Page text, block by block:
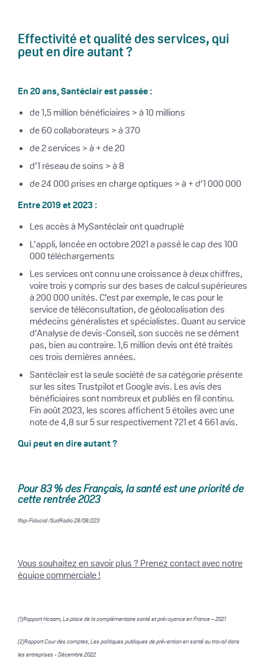
Effectivité et qualité des services, qui
peut en dire autant ?
En 20 ans, Santéclair est passée :
de 1,5 million bénéficiaires > à 10 millions
de 60 collaborateurs > à 370
de 2 services > à + de 20
d’1 réseau de soins > à 8
de 24 000 prises en charge optiques > à + d’1 000 000
Entre 2019 et 2023 :
Les accès à MySantéclair ont quadruplé
L’appli, lancée en octobre 2021 a passé le cap des 100
000 téléchargements
Les services ont connu une croissance à deux chiffres,
voire trois y compris sur des bases de calcul supérieures
à 200 000 unités. C’est par exemple, le cas pour le
service de téléconsultation, de géolocalisation des
médecins généralistes et spécialistes. Quant au service
d’Analyse de devis-Conseil, son succès ne se dément
pas, bien au contraire. 1,6 million devis ont été traités
ces trois dernières années.
Santéclair est la seule société de sa catégorie présente
sur les sites Trustpilot et Google avis. Les avis des
bénéficiaires sont nombreux et publiés en fil continu.
Fin août 2023, les scores affichent 5 étoiles avec une
note de 4,8 sur 5 sur respectivement 721 et 4 661 avis.
Qui peut en dire autant ?
Pour 83 % des Français, la santé est une priorité de
cette rentrée 2023
Ifop-Fiducial /SudRadio 28/08/223
Vous souhaitez en savoir plus ? Prenez contact avec notre
équipe commerciale !
(1)Rapport Hcaam, La place de la complémentaire santé et prévoyance en France – 2021
(2)Rapport Cour des comptes, Les politiques publiques de prévention en santé au travail dans
les entreprises - Décembre 2022